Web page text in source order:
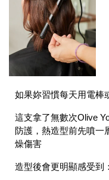
如果妳習慣每天用電棒
這支拿了無數次Olive
防護 ，熱造型前先噴
燥傷害
造型後會更明顯感受到：